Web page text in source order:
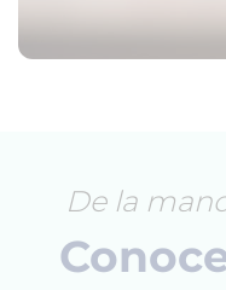
De la